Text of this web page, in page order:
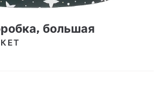
большая